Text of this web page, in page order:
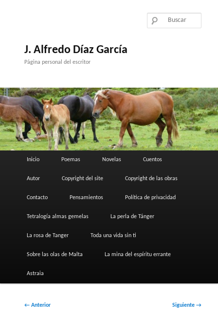
J. Alfredo Díaz García
Página personal del escritor
Inicio Poemas Novelas Cuentos
Autor Copyright del site Copyright de las obras
Contacto Pensamientos Política de privacidad
Tetralogía almas gemelas La perla de Tánger
La rosa de Tanger Toda una vida sin ti
Sobre las olas de Malta La mina del espíritu errante
Astraia
Navegador
← Anterior Siguiente →